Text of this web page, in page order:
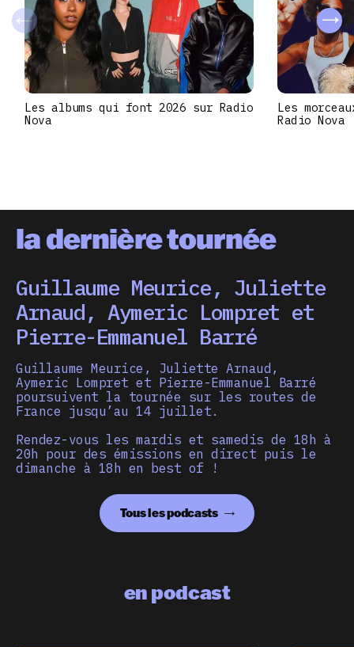
Les albums qui font 2026 sur Radio
Nova
Les
Radio Nova
la dernière tournée
Guillaume Meurice, Juliette
Arnaud, Aymeric Lompret et
Pierre-Emmanuel Barré
Guillaume Meurice, Juliette Arnaud,
Aymeric Lompret et Pierre-Emmanuel Barré
poursuivent la tournée sur les routes de
France jusqu’au 14 juillet.
Rendez-vous les mardis et samedis de 18h à
20h pour des émissions en direct puis le
dimanche à 18h en best of !
Tous les podcasts
en podcast